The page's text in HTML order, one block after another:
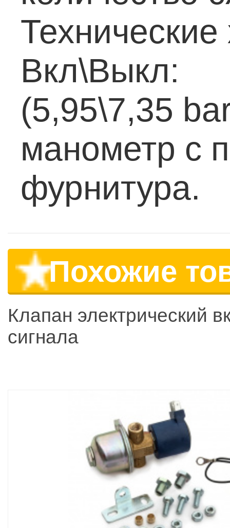
Технические
Вкл\Выкл:
(5,95\7,35
манометр с
фурнитура.
Похожие
Клапан электрический
сигнала